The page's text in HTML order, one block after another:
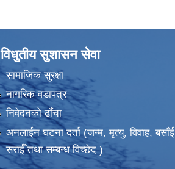
विधुतीय सुशासन सेवा
सामाजिक सुरक्षा
नागरिक वडापत्र
निवेदनको ढाँचा
अनलाईन घटना दर्ता (जन्म, मृत्यु, विवाह, बसाँई
सराईँ तथा सम्बन्ध विच्छेद )